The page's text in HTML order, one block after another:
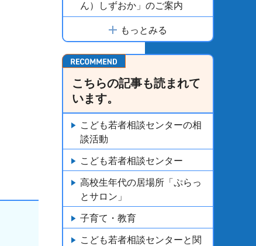
ん）しずおか」のご案内
もっとみる
こちらの記事も読まれて
います。
こども若者相談センターの相
談活動
こども若者相談センター
高校生年代の居場所「ぷらっ
とサロン」
子育て・教育
こども若者相談センターと関